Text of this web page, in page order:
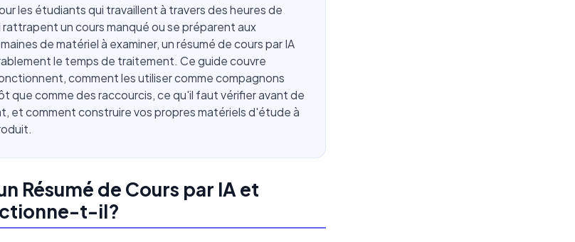
les étudiants qui travaillent à travers des heures de
un cours manqué ou se préparent aux
de matériel à examiner, un résumé de cours par IA
le temps de traitement. Ce guide couvre
comment les utiliser comme compagnons
que comme des raccourcis, ce qu'il faut vérifier avant de
et comment construire vos propres matériels d'étude à
Résumé de Cours par IA et
t-il?